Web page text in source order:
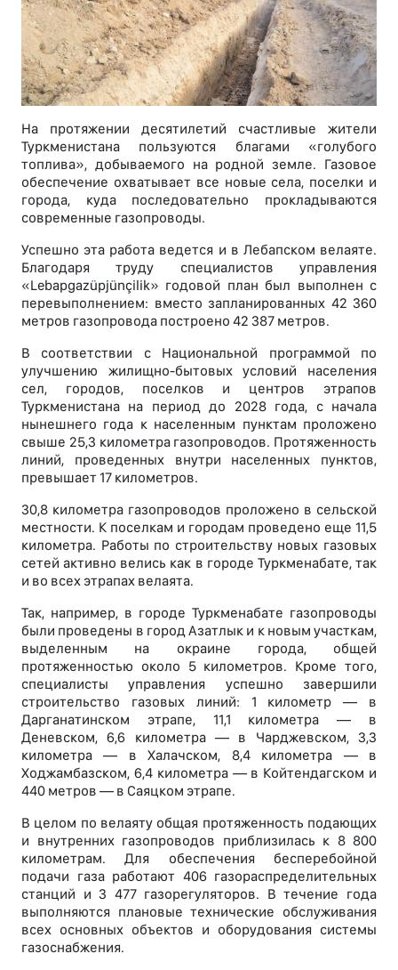
На протяжении десятилетий счастливые жители
Туркменистана пользуются благами «голубого
топлива», добываемого на родной земле. Газовое
обеспечение охватывает все новые села, поселки и
города, куда последовательно прокладываются
современные газопроводы.
Успешно эта работа ведется и в Лебапском велаяте.
Благодаря труду специалистов управления
«Lebapgazüpjünçilik» годовой план был выполнен с
перевыполнением: вместо запланированных 42 360
метров газопровода построено 42 387 метров.
В соответствии с Национальной программой по
улучшению жилищно-бытовых условий населения
сел, городов, поселков и центров этрапов
Туркменистана на период до 2028 года, с начала
нынешнего года к населенным пунктам проложено
свыше 25,3 километра газопроводов. Протяженность
линий, проведенных внутри населенных пунктов,
превышает 17 километров.
30,8 километра газопроводов проложено в сельской
местности. К поселкам и городам проведено еще 11,5
километра. Работы по строительству новых газовых
сетей активно велись как в городе Туркменабате, так
и во всех этрапах велаята.
Так, например, в городе Туркменабате газопроводы
были проведены в город Азатлык и к новым участкам,
выделенным на окраине города, общей
протяженностью около 5 километров. Кроме того,
специалисты управления успешно завершили
строительство газовых линий: 1 километр — в
Дарганатинском этрапе, 11,1 километра — в
Деневском, 6,6 километра — в Чарджевском, 3,3
километра — в Халачском, 8,4 километра — в
Ходжамбазском, 6,4 километра — в Койтендагском и
440 метров — в Саяцком этрапе.
В целом по велаяту общая протяженность подающих
и внутренних газопроводов приблизилась к 8 800
километрам. Для обеспечения бесперебойной
подачи газа работают 406 газораспределительных
станций и 3 477 газорегуляторов. В течение года
выполняются плановые технические обслуживания
всех основных объектов и оборудования системы
газоснабжения.